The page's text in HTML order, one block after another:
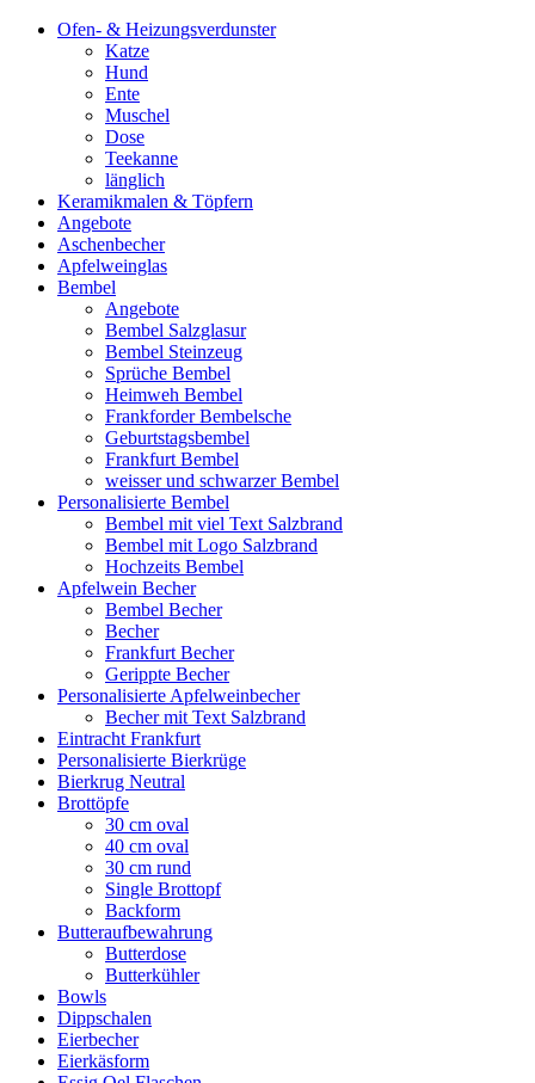
Ofen- & Heizungsverdunster
Katze
Hund
Ente
Muschel
Dose
Teekanne
länglich
Keramikmalen & Töpfern
Angebote
Aschenbecher
Apfelweinglas
Bembel
Angebote
Bembel Salzglasur
Bembel Steinzeug
Sprüche Bembel
Heimweh Bembel
Frankforder Bembelsche
Geburtstagsbembel
Frankfurt Bembel
weisser und schwarzer Bembel
Personalisierte Bembel
Bembel mit viel Text Salzbrand
Bembel mit Logo Salzbrand
Hochzeits Bembel
Apfelwein Becher
Bembel Becher
Becher
Frankfurt Becher
Gerippte Becher
Personalisierte Apfelweinbecher
Becher mit Text Salzbrand
Eintracht Frankfurt
Personalisierte Bierkrüge
Bierkrug Neutral
Brottöpfe
30 cm oval
40 cm oval
30 cm rund
Single Brottopf
Backform
Butteraufbewahrung
Butterdose
Butterkühler
Bowls
Dippschalen
Eierbecher
Eierkäsform